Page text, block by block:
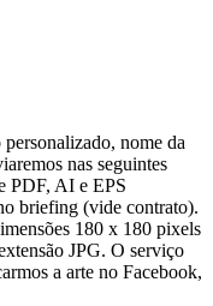
nome da
nas seguintes
PDF, AI e EPS
briefing (vide contrato).
180 x 180 pixels
JPG. O serviço
a arte no Facebook,